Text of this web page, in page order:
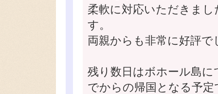
柔軟に対応いただきま
す。
両親からも非常に好評
残り数日はボホール島
でからの帰国となる予定